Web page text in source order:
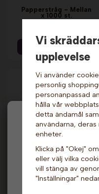
Hej och
moms) eller företag
ska visas.
Privat
Papperstråg - Mellan
x 1000 st.
Info & Köp
Multifunktionell
Grillpanna - 30 cm.
Tristar
289 kr
Vi
upplevelse
Vi använder
personlig
personanpassad
hålla vår
detta ändamål
användarna,
enheter.
Klicka på "Okej"
eller välj vilka
vill stänga av
"Inställningar"